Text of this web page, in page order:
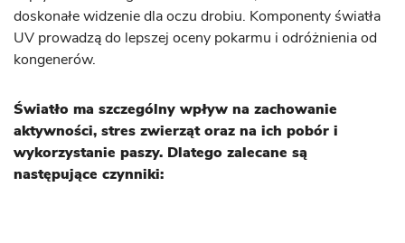
doskonałe widzenie dla oczu drobiu. Komponenty światła
UV prowadzą do lepszej oceny pokarmu i odróżnienia od
kongenerów.
Światło ma szczególny wpływ na zachowanie
aktywności, stres zwierząt oraz na ich pobór i
wykorzystanie paszy. Dlatego zalecane są
następujące czynniki: